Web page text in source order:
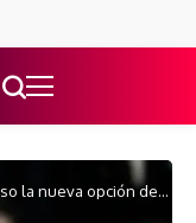
la nueva opción del